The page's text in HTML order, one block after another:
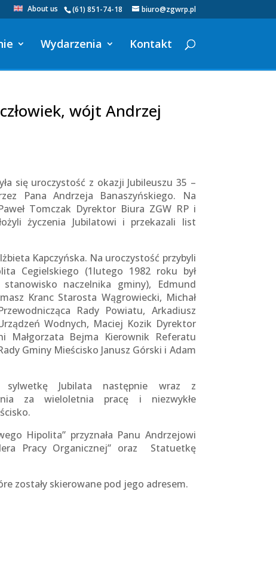
(61) 851-74-18 biuro@zgwrp.pl
About us
Wydarzenia Kontakt
wójt Andrzej
się uroczystość z okazji Jubileuszu 35 –
Pana Andrzeja Banaszyńskiego. Na
Tomczak Dyrektor Biura ZGW RP i
życzenia Jubilatowi i przekazali list
Kapczyńska. Na uroczystość przybyli
Cegielskiego (1lutego 1982 roku był
naczelnika gminy), Edmund
Kranc Starosta Wągrowiecki, Michał
Rady Powiatu, Arkadiusz
Wodnych, Maciej Kozik Dyrektor
Małgorzata Bejma Kierownik Referatu
Gminy Mieścisko Janusz Górski i Adam
sylwetkę Jubilata następnie wraz z
za wieloletnia pracę i niezwykłe
Hipolita” przyznała Panu Andrzejowi
Pracy Organicznej” oraz Statuetkę
zostały skierowane pod jego adresem.